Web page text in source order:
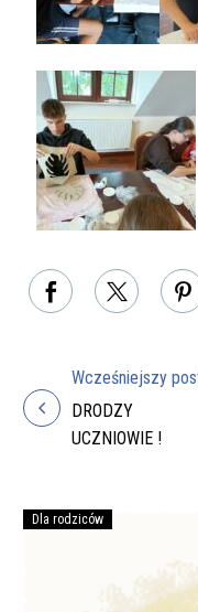
Nawigacja
wpisu
Wcześniejszy
DRODZY
UCZNIOWIE !
Dla rodziców